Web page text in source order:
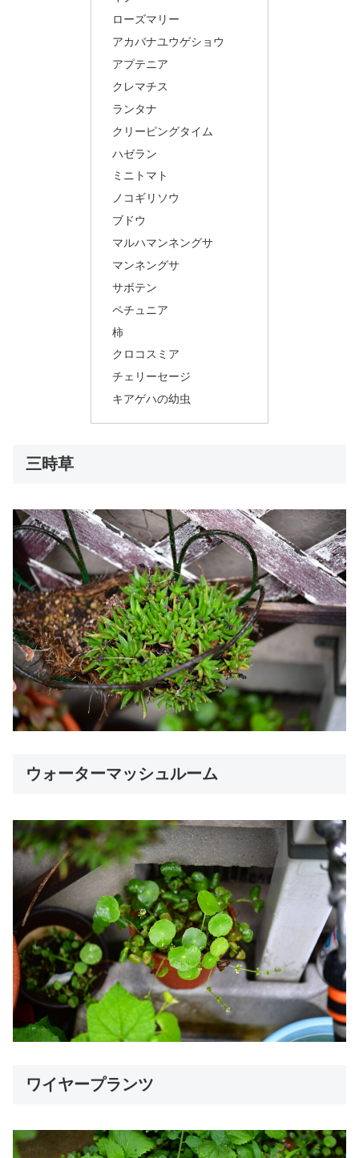
ローズマリー
アカバナユウゲショウ
アプテニア
クレマチス
ランタナ
クリーピングタイム
ハゼラン
ミニトマト
ノコギリソウ
ブドウ
マルハマンネングサ
マンネングサ
サボテン
ペチュニア
柿
クロコスミア
チェリーセージ
キアゲハの幼虫
三時草
ウォーターマッシュルーム
ワイヤープランツ